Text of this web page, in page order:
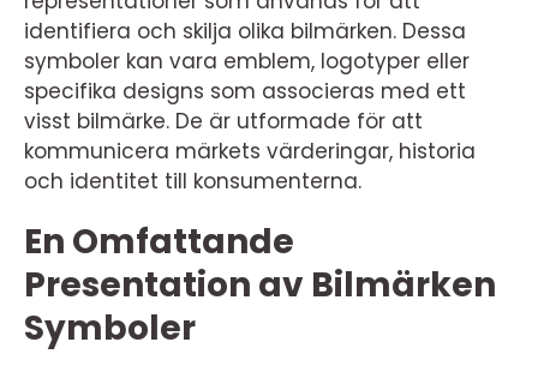
identifiera och skilja olika bilmärken. Dessa
symboler kan vara emblem, logotyper eller
specifika designs som associeras med ett
visst bilmärke. De är utformade för att
kommunicera märkets värderingar, historia
och identitet till konsumenterna.
En Omfattande
Presentation av Bilmärken
Symboler